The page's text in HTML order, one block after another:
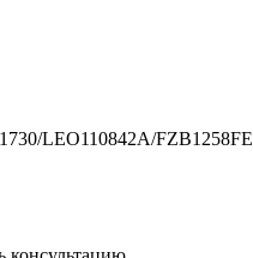
LEO110842A/FZB1258FE